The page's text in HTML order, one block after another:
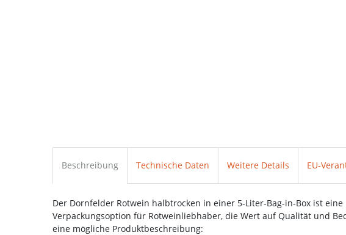
Beschreibung Technische Daten Weitere Details EU-
Der Dornfelder Rotwein halbtrocken in einer 5-Liter-Bag-in-Box ist
Verpackungsoption für Rotweinliebhaber, die Wert auf Qualität und
eine mögliche Produktbeschreibung: